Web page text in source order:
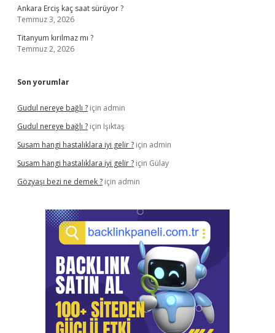
Ankara Erciş kaç saat sürüyor ?
Temmuz 3, 2026
Titanyum kırılmaz mı ?
Temmuz 2, 2026
Son yorumlar
Gudul nereye bağlı ? için admin
Gudul nereye bağlı ? için Işıktaş
Susam hangi hastalıklara iyi gelir ? için admin
Susam hangi hastalıklara iyi gelir ? için Gülay
Gözyaşı bezi ne demek ? için admin